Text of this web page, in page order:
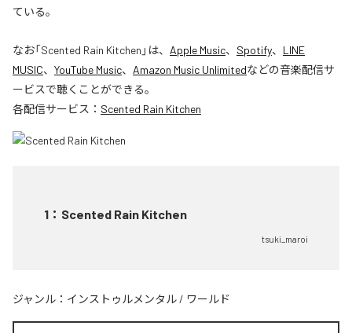
ている。
なお「Scented Rain Kitchen 」は、 Apple Music、 Spotify、 LINE
MUSIC、 YouTube Music、 Amazon Music Unlimitedなどの音楽配信サ
ービスで聴くことができる。
各配信サービス： Scented Rain Kitchen
1 ： Scented Rain Kitchen
tsuki_maroi
ジャンル： インストゥルメンタル / ワールド